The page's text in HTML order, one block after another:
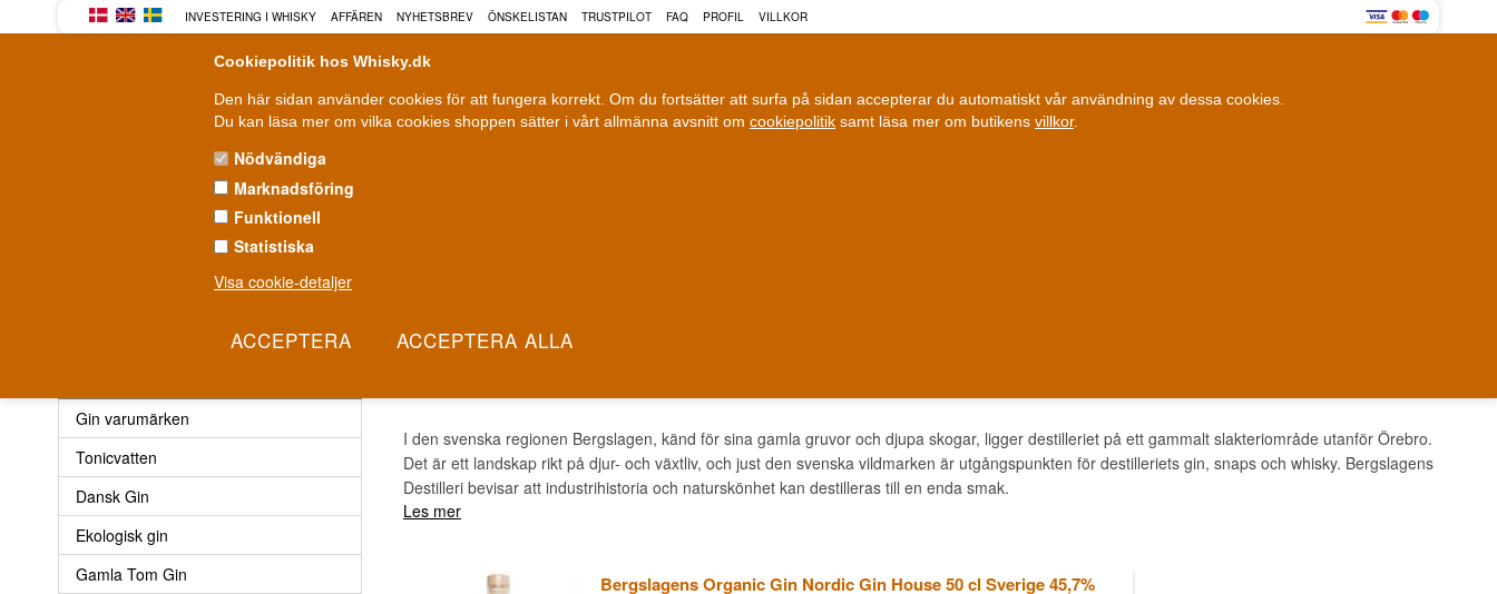
Cookiepolitik hos Whisky.dk
Den här sidan använder cookies för att fungera korrekt. Om du fortsätter att surfa på sidan accepterar du automatiskt vår användning av dessa cookies.
Du kan läsa mer om vilka cookies shoppen sätter i vårt allmänna avsnitt om cookiepolitik samt läsa mer om butikens villkor.
Nödvändiga
Marknadsföring
Funktionell
Statistiska
Visa cookie-detaljer
INVESTERING I WHISKY AFFÄREN NYHETSBREV ÖNSKELISTAN TRUSTPILOT FAQ PROFIL VILLKOR
ROM
Gin varumärken
Tonicvatten
Dansk Gin
Ekologisk gin
Gamla Tom Gin
I den svenska regionen Bergslagen, känd för sina gamla gruvor och djupa skogar, ligger destilleriet på ett gammalt slakteriområde utanför Örebro.
Det är ett landskap rikt på djur- och växtliv, och just den svenska vildmarken är utgångspunkten för destilleriets gin, snaps och whisky. Bergslagens
Destilleri bevisar att industrihistoria och naturskönhet kan destilleras till en enda smak.
Les mer
Bergslagens Organic Gin Nordic Gin House 50 cl Sverige 45,7%